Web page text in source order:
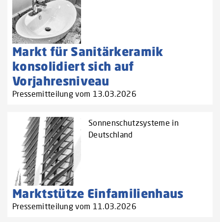
Markt für Sanitärkeramik
konsolidiert sich auf
Vorjahresniveau
Pressemitteilung vom 13.03.2026
Sonnenschutzsysteme in
Deutschland
Marktstütze Einfamilienhaus
Pressemitteilung vom 11.03.2026